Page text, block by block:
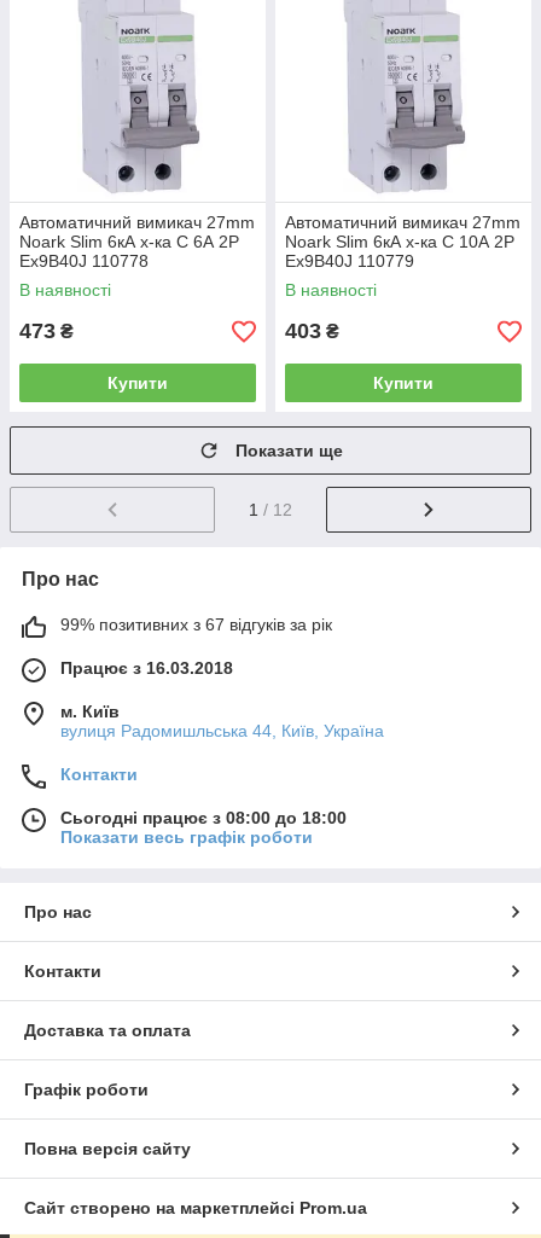
Автоматичний вимикач 27mm
Noark Slim 6кА х-ка C 6А 2P
Ex9B40J 110778
В наявності
473 ₴
Купити
Автоматичний вимикач 27mm
Noark Slim 6кА х-ка C 10А 2P
Ex9B40J 110779
В наявності
403 ₴
Купити
Показати ще
1 / 12
Про нас
99% позитивних з 67 відгуків за рік
Працює з 16.03.2018
м. Київ
вулиця Радомишльська 44, Київ, Україна
Контакти
Сьогодні працює з 08:00 до 18:00
Показати весь графік роботи
Про нас
Контакти
Доставка та оплата
Графік роботи
Повна версія сайту
Сайт створено на маркетплейсі Prom.ua